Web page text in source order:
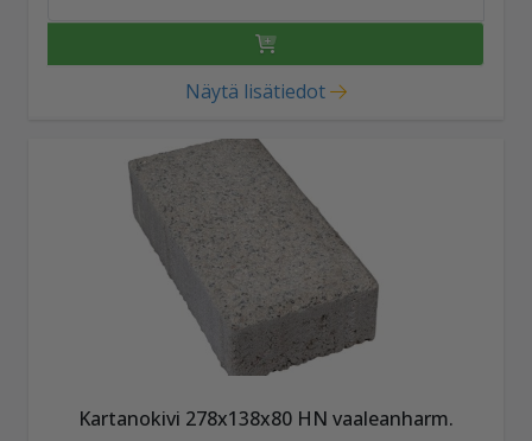
Näytä lisätiedot
Kartanokivi 278x138x80 HN vaaleanharm.